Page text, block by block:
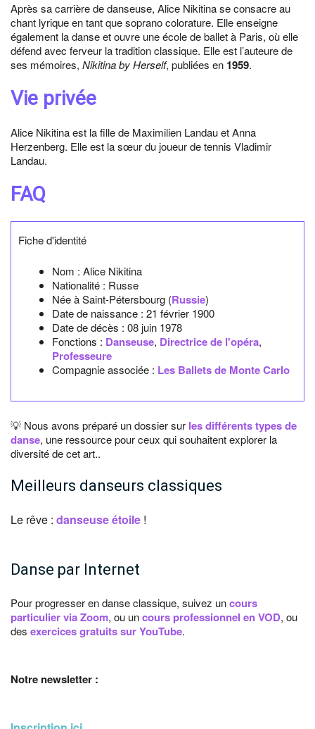
Après sa carrière de danseuse, Alice Nikitina se consacre au
chant lyrique en tant que soprano colorature. Elle enseigne
également la danse et ouvre une école de ballet à Paris, où elle
défend avec ferveur la tradition classique. Elle est l’auteure de
ses mémoires, Nikitina by Herself, publiées en 1959.
Vie privée
Alice Nikitina est la fille de Maximilien Landau et Anna
Herzenberg. Elle est la sœur du joueur de tennis Vladimir
Landau.
FAQ
Fiche d'identité
Nom : Alice Nikitina
Nationalité : Russe
Née àSaint-Pétersbourg (Russie)
Date de naissance : 21 février 1900
Date de décès : 08 juin 1978
Fonctions : Danseuse, Directrice de l'opéra,
Professeure
Compagnie associée : Les Ballets de Monte Carlo
💡 Nous avons préparé un dossier sur les différents types de
danse, une ressource pour ceux qui souhaitent explorer la
diversité de cet art..
Meilleurs danseurs classiques
Le rêve : danseuse étoile !
Danse par Internet
Pour progresser en danse classique, suivez uncours
particulier via Zoom, ou uncours professionnel en VOD, ou
des exercices gratuits sur YouTube.
Notre newsletter :